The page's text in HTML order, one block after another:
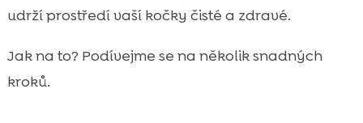
udrží prostředí vaší kočky čisté a zdravé.
Jak na to? Podívejme se na několik snadných
kroků.